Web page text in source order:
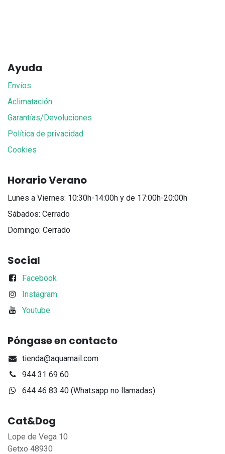
Ayuda
Envíos
Aclimatación
Garantías/Devoluciones
Política de privacidad
Cookies
Horario Verano
Lunes a Viernes: 10:30h-14:00h y de 17:00h-20:00h
Sábados: Cerrado
Domingo: Cerrado
Social
Facebook
Instagram
Youtube
Póngase en contacto
tienda@aquamail.com
944 31 69 60
644 46 83 40 (Whatsapp no llamadas)
Cat&Dog
Lope de Vega 10
Getxo 48930